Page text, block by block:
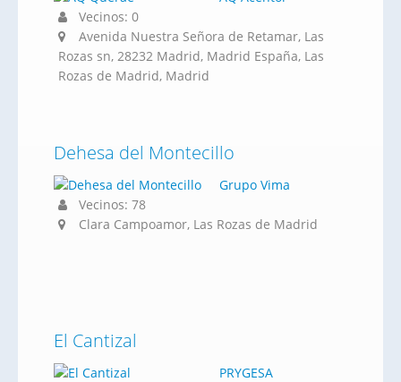
Vecinos: 0
Avenida Nuestra Señora de Retamar, Las
Rozas sn, 28232 Madrid, Madrid España, Las
Rozas de Madrid, Madrid
Dehesa del Montecillo
Grupo Vima
Vecinos: 78
Clara Campoamor, Las Rozas de Madrid
El Cantizal
PRYGESA